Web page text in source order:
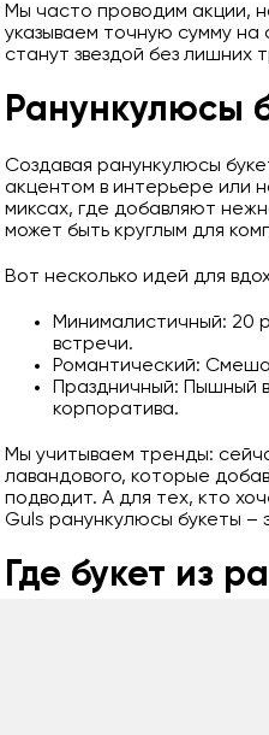
Мы часто проводим акции,
указываем точную сумму
станут звездой без
Ранункулюсы
Создавая ранункулюсы
акцентом в интерьере или
миксах, где добавляют
может быть круглым для
Вот несколько идей для
Минималистичный: 20
встречи.
Романтический:
Праздничный: Пышный
корпоративa.
Мы учитываем тренды:
лавандового, которые
подводит. А для тех, кто
Guls ранункулюсы букеты –
Где букет из